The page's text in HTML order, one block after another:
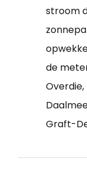
stroom
de
Overdie,
Graft-